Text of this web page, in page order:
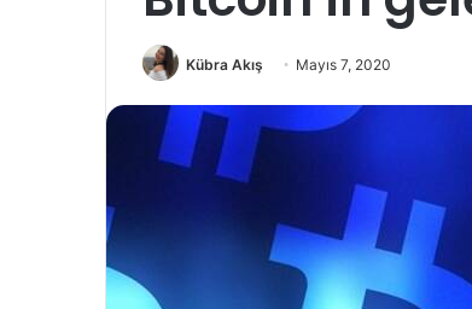
Kübra Akış Mayıs 7, 2020